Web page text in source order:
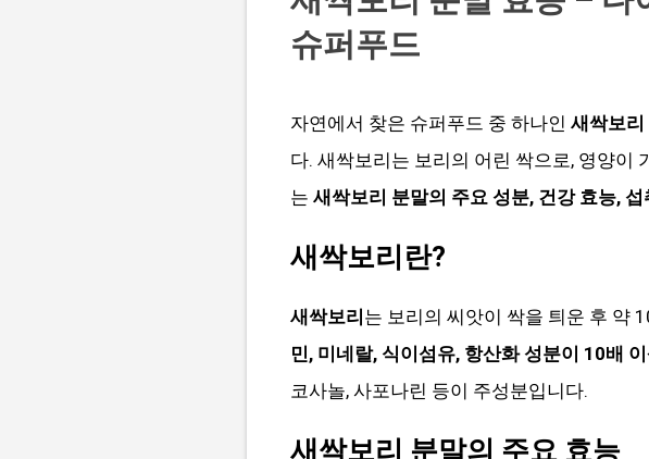
슈퍼푸드
자연에서 찾은 슈퍼푸드 중 하나인 새싹보리
다. 새싹보리는 보리의 어린 싹으로, 영양이
는 새싹보리 분말의 주요 성분, 건강 효능,
새싹보리란?
새싹보리는 보리의 씨앗이 싹을 틔운 후 약
민, 미네랄, 식이섬유, 항산화 성분이 10배
코사놀, 사포나린 등이 주성분입니다.
새싹보리 분말의 주요 효능